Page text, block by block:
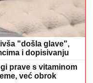
"došla glave",
i dopisivanju
prave s vitaminom
već obrok